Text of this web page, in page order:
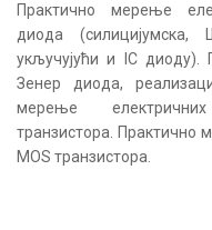
Практично мерење
диода (силицијумска,
укључујући и IC диоду).
Зенер диода,
мерење
транзистора. Практично
MOS транзистора.